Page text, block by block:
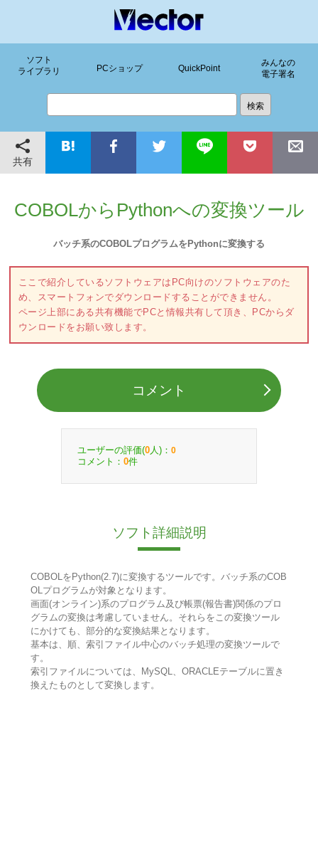
ソフト
ライブラリ
PCショップ QuickPoint
みんなの
電子署名
共有
COBOLからPythonへの変換ツール
バッチ系のCOBOLプログラムをPythonに変換する
ここで紹介しているソフトウェアはPC向けのソフトウェアのた
め、スマートフォンでダウンロードすることができません。
ページ上部にある共有機能でPCと情報共有して頂き、PCからダ
ウンロードをお願い致します。
コメント
ユーザーの評価(0 人)： 0
コメント： 0件
ソフト詳細説明
COBOLをPython(2.7)に変換するツールです。バッチ系のCOB
OLプログラムが対象となります。
画面(オンライン)系のプログラム及び帳票(報告書)関係のプロ
グラムの変換は考慮していません。それらをこの変換ツール
にかけても、部分的な変換結果となります。
基本は、順、索引ファイル中心のバッチ処理の変換ツールで
す。
索引ファイルについては、MySQL、ORACLEテーブルに置き
換えたものとして変換します。